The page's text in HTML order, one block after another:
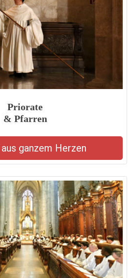
Priorate
& Pfarren
ganzem Herzen